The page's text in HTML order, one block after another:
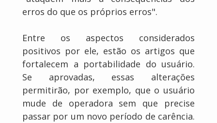
erros do que os próprios erros".
Entre os aspectos considerados
positivos por ele, estão os artigos que
fortalecem a portabilidade do usuário.
Se aprovadas, essas alterações
permitirão, por exemplo, que o usuário
mude de operadora sem que precise
passar por um novo período de carência.